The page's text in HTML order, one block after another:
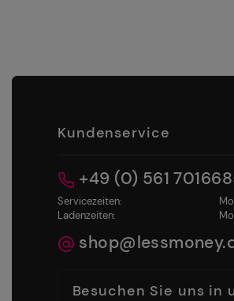
Kundenservice
+49 (0) 561
Servicezeiten:
Ladenzeiten:
Besuchen Sie uns in